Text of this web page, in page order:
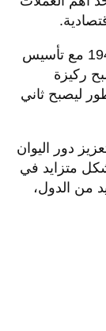
تم إطلاق اليوان في شكله الحديث عام 1949 مع تأسيس
ركيزة
ليصبح ثاني
دور اليوان
متزايد في
من الدول،